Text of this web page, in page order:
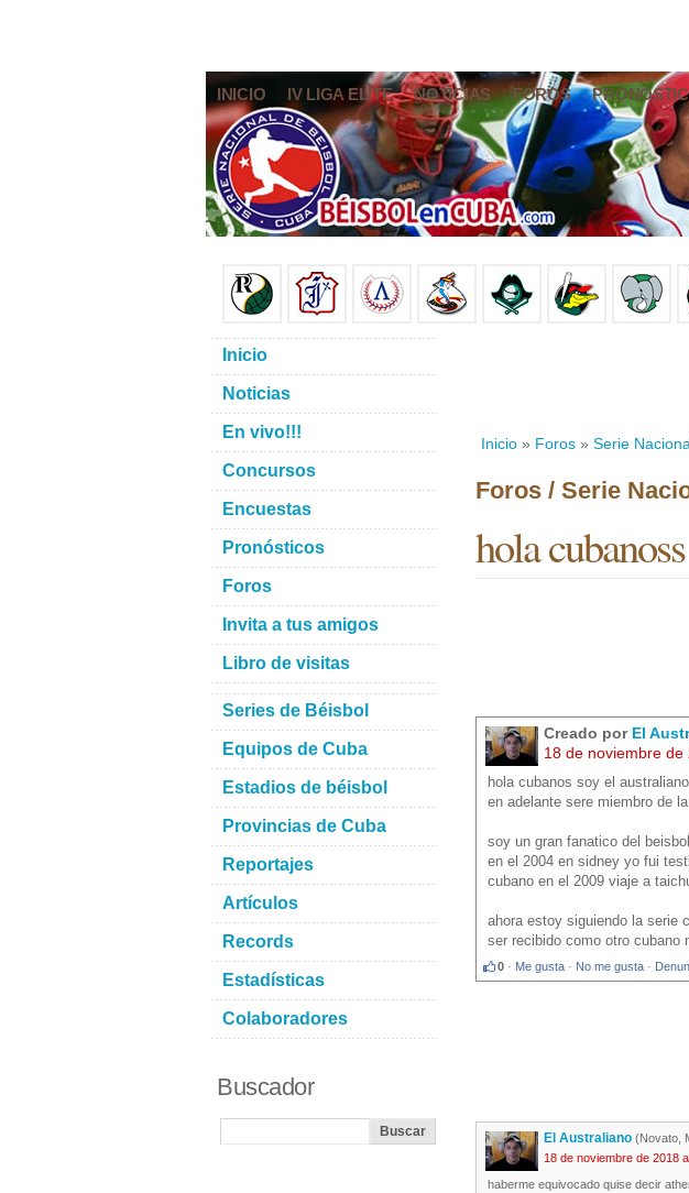
INICIO IV LIGA ELITE NOTICIAS FOROS
Inicio » Foros » Serie
Foros / Serie
hola cubanoss
Creado por El
18 de noviembre
hola cubanos soy el
en adelante sere miembro de
soy un gran fanatico del
en el 2004 en sidney yo fui
cubano en el 2009 viaje a
ahora estoy siguiendo la serie
ser recibido como otro cubano
0 · Me gusta · No me gusta ·
El Australiano (Novato,
18 de noviembre de 2018
haberme equivocado quise decir
Inicio
Noticias
En vivo!!!
Concursos
Encuestas
Pronósticos
Foros
Invita a tus amigos
Libro de visitas
Series de Béisbol
Equipos de Cuba
Estadios de béisbol
Provincias de Cuba
Reportajes
Artículos
Records
Estadísticas
Colaboradores
Buscador